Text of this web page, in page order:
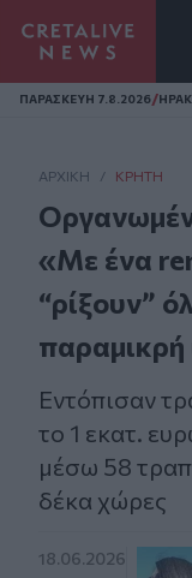
Homepage
ΠΑΡΑΣΚΕΥΗ 7.8.2026/
ΑΡΧΙΚΗ / ΚΡΉΤΗ
«Με ένα
“ρίξουν”
Εντόπισαν
το 1 εκατ.
μέσω 58
δέκα χώρες
18.06.2026